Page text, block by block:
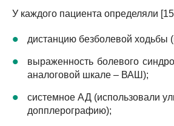
У каждого пациента определяли
дистанцию безболевой ходьбы
выраженность болевого
аналоговой шкале – ВАШ);
системное АД (использовали
допплерографию);